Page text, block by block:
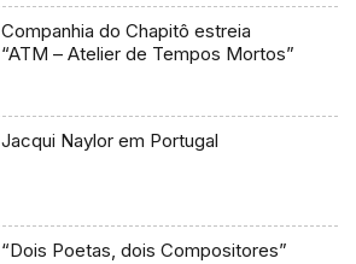
Companhia do Chapitô estreia
“ATM – Atelier de Tempos Mortos”
Jacqui Naylor em Portugal
“Dois Poetas, dois Compositores”